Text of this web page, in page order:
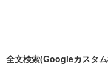
全文検索(Googleカスタ